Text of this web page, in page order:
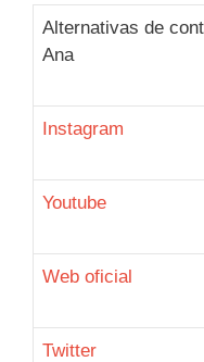
Alternativas de
Ana
Instagram
Youtube
Web oficial
Twitter